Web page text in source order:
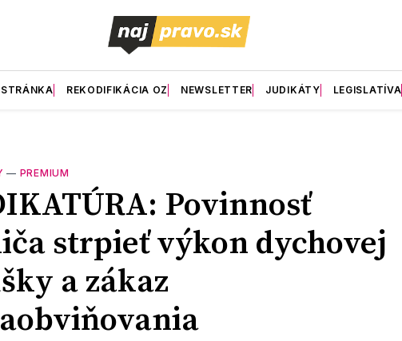
REKODIFIKÁCIA OZ NEWSLETTER JUDIKÁTY LEGISLATÍVA
— PREMIUM
Povinnosť
strpieť výkon dychovej
a zákaz